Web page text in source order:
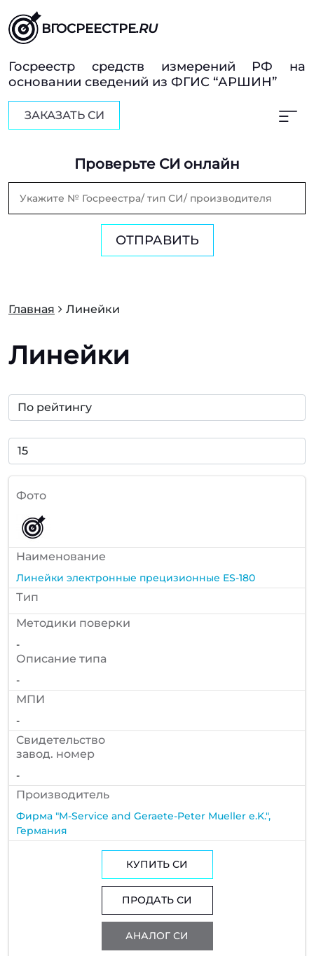
ВГОСРЕЕСТРЕ.RU
Госреестр средств измерений РФ на
основании сведений из ФГИС “АРШИН”
ЗАКАЗАТЬ СИ
Проверьте СИ онлайн
ОТПРАВИТЬ
Главная Линейки
Линейки
Фото
Наименование
Линейки электронные прецизионные ES-180
Тип
Методики поверки
-
Описание типа
-
МПИ
-
Cвидетельство
завод. номер
-
Производитель
Фирма "M-Service and Geraete-Peter Mueller e.K.",
Германия
КУПИТЬ СИ
ПРОДАТЬ СИ
АНАЛОГ СИ